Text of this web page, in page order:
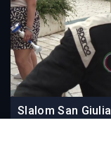
Slalom San